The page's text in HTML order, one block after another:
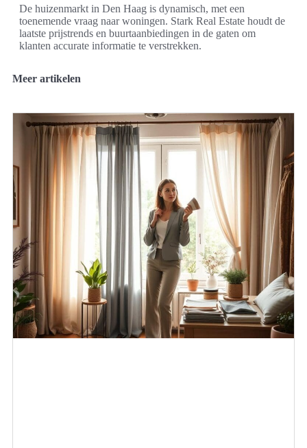
De huizenmarkt in Den Haag is dynamisch, met een
toenemende vraag naar woningen. Stark Real Estate houdt de
laatste prijstrends en buurtaanbiedingen in de gaten om
klanten accurate informatie te verstrekken.
Meer artikelen